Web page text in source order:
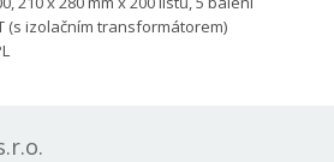
(s izolačním transformátorem)